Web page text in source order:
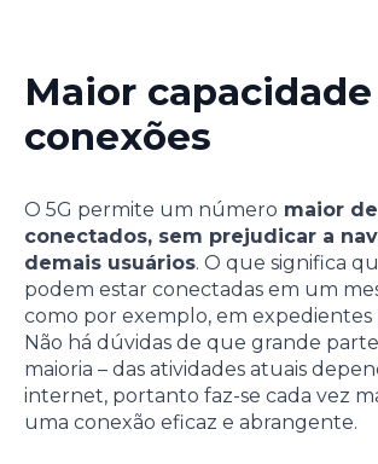
Maior
conexões
O 5G permite um número maior
conectados, sem prejudicar a
demais usuários. O que significa
podem estar conectadas em um
como por exemplo, em expedientes
Não há dúvidas de que grande parte
maioria – das atividades atuais
internet, portanto faz-se cada vez
uma conexão eficaz e abrangente.